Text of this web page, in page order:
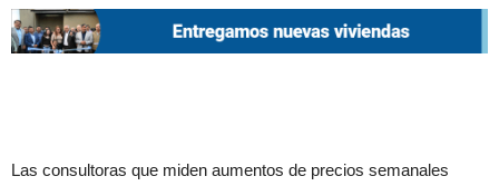
Las consultoras que miden aumentos de precios semanales